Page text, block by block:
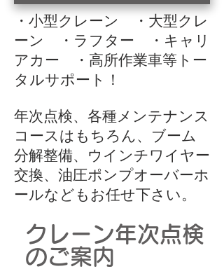
​・小型クレーン ・大型クレ
ーン ・ラフター ・キャリ
アカー ・高所作業車等トー
タルサポート！
​年次点検、各種メンテナンス
コースはもちろん、ブーム
分解整備、ウインチワイヤー
交換、油圧ポンプオーバーホ
ールなどもお任せ下さい。
クレーン年次点検
のご案内